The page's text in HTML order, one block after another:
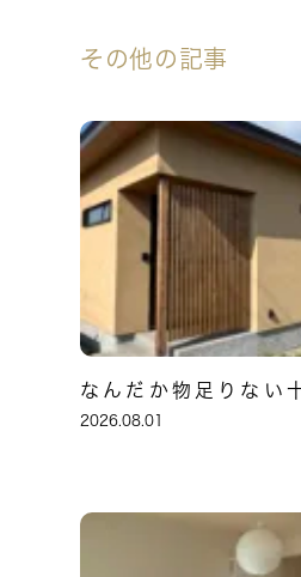
その他の記事
なんだか物足りない
2026.08.01